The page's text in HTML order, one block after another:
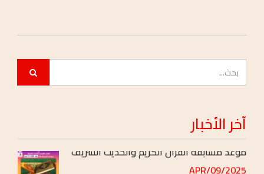
آخرالأخبار
2025/AUG/04
مسابقة وورشة عمل
2025/AUG/02
ورش عمل علمية
2025/JUL/27
موعد مسابقة القرآن الكريم والحديث الشريف